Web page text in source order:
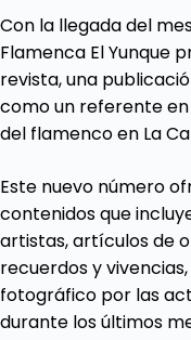
Con la llegada del
Flamenca El Yunque
revista, una
como un referente
del flamenco en La
Este nuevo número
contenidos que
artistas, artículos de
recuerdos y
fotográfico por las
durante los últimos